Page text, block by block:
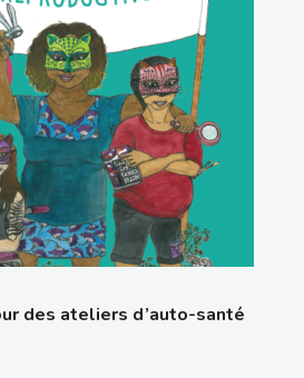
des ateliers d’auto-santé